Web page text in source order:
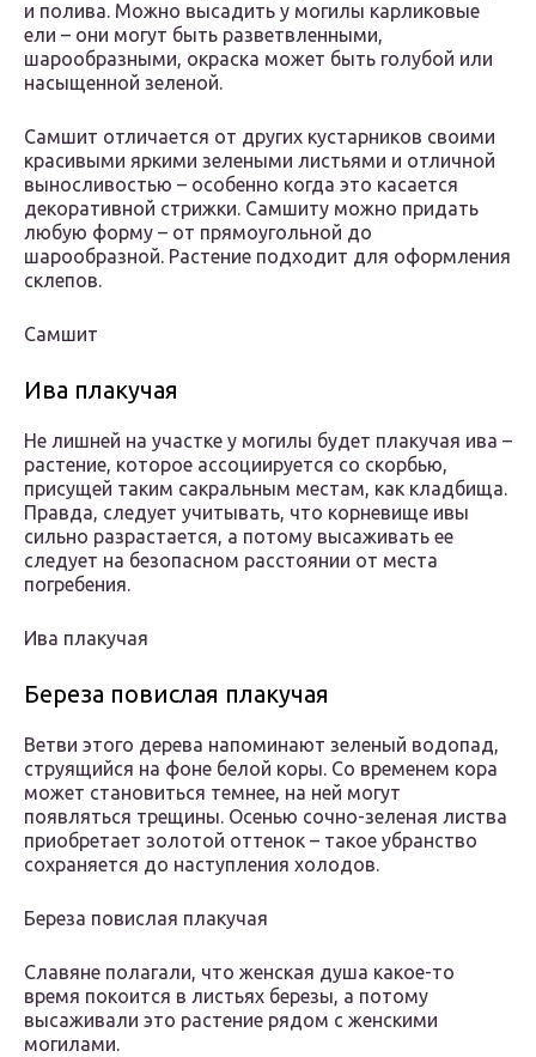
и полива. Можно высадить у могилы карликовые
ели – они могут быть разветвленными,
шарообразными, окраска может быть голубой или
насыщенной зеленой.
Самшит отличается от других кустарников своими
красивыми яркими зелеными листьями и отличной
выносливостью – особенно когда это касается
декоративной стрижки. Самшиту можно придать
любую форму – от прямоугольной до
шарообразной. Растение подходит для оформления
склепов.
Самшит
Ива плакучая
Не лишней на участке у могилы будет плакучая ива –
растение, которое ассоциируется со скорбью,
присущей таким сакральным местам, как кладбища.
Правда, следует учитывать, что корневище ивы
сильно разрастается, а потому высаживать ее
следует на безопасном расстоянии от места
погребения.
Ива плакучая
Береза повислая плакучая
Ветви этого дерева напоминают зеленый водопад,
струящийся на фоне белой коры. Со временем кора
может становиться темнее, на ней могут
появляться трещины. Осенью сочно-зеленая листва
приобретает золотой оттенок – такое убранство
сохраняется до наступления холодов.
Береза повислая плакучая
Славяне полагали, что женская душа какое-то
время покоится в листьях березы, а потому
высаживали это растение рядом с женскими
могилами.